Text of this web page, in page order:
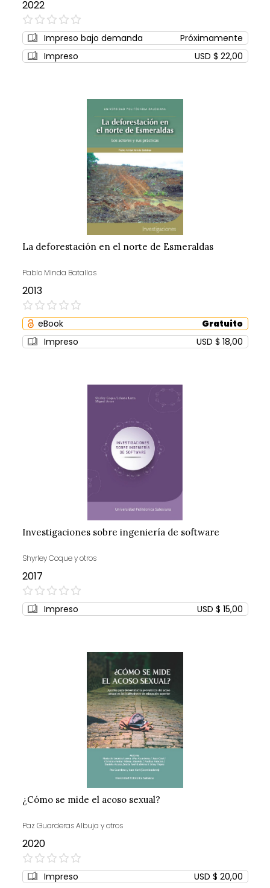
2022
0%
Impreso bajo demanda
Próximamente
Impreso
USD $ 22,00
La deforestación en el norte de Esmeraldas
Pablo Minda Batallas
2013
0%
eBook
Gratuito
Impreso
USD $ 18,00
Investigaciones sobre ingeniería de software
Shyrley Coque y otros
2017
0%
Impreso USD $ 15,00
¿Cómo se mide el acoso sexual?
Paz Guarderas Albuja y otros
2020
0%
Impreso USD $ 20,00